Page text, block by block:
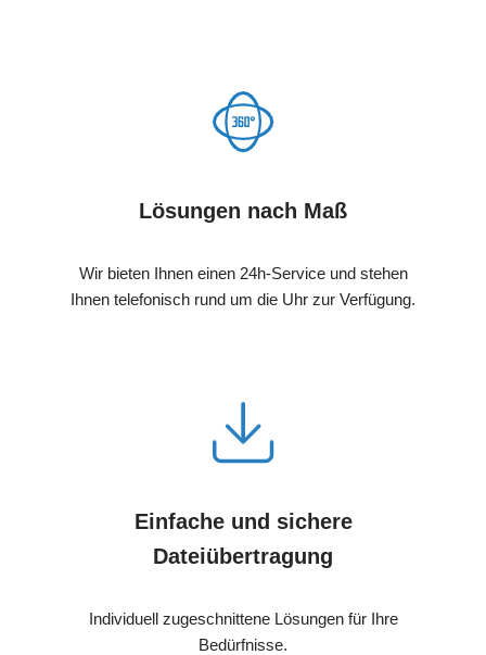
Lösungen nach Maß
Wir bieten Ihnen einen 24h-Service und stehen
Ihnen telefonisch rund um die Uhr zur Verfügung.
Einfache und sichere
Dateiübertragung
Individuell zugeschnittene Lösungen für Ihre
Bedürfnisse.